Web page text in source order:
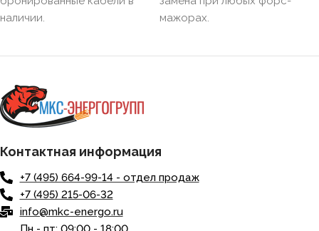
наличии.
мажорах.
Контактная информация
+7 (495) 664-99-14 - отдел продаж
+7 (495) 215-06-32
info@mkc-energo.ru